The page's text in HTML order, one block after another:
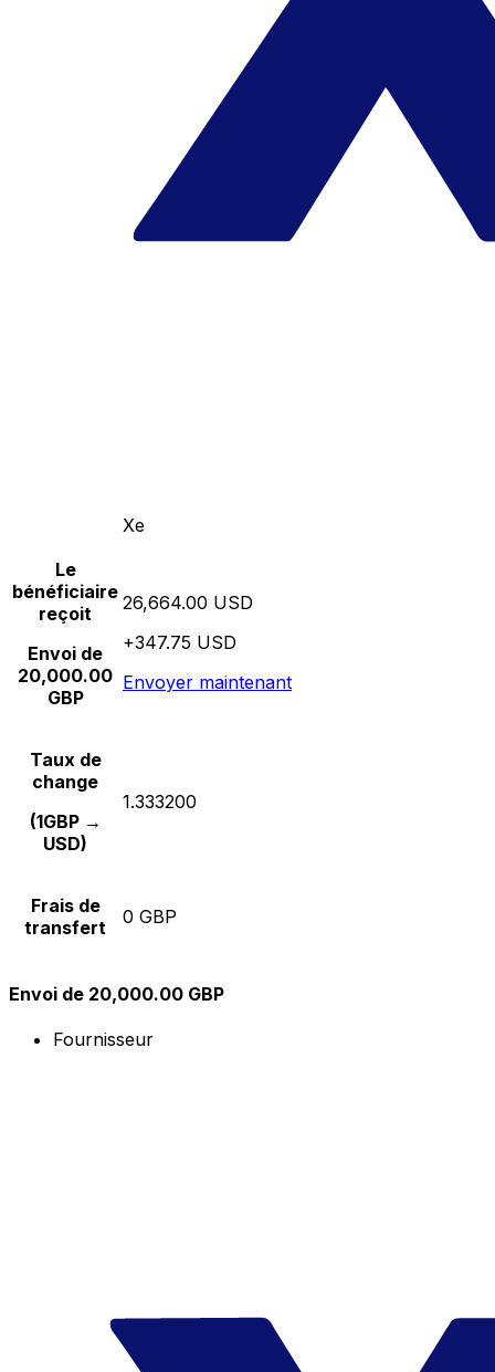
Xe
Le
bénéficiaire
reçoit
Envoi de
20,000.00
GBP
26,664.00 USD
+347.75 USD
Envoyer maintenant
Taux de
change
(1GBP →
USD)
1.333200
Frais de
transfert
0 GBP
Envoi de 20,000.00 GBP
Fournisseur